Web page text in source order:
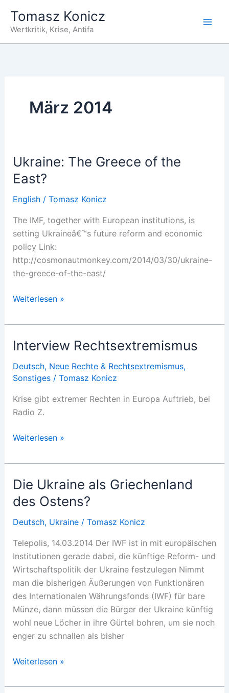
Inhalt
springen
Tomasz Konicz
Wertkritik, Krise, Antifa
März 2014
Ukraine: The Greece of the
East?
English/ Tomasz Konicz
The IMF, together with European institutions, is
setting Ukraineâ€™s future reform and economic
policy Link:
http://cosmonautmonkey.com/2014/03/30/ukraine-
the-greece-of-the-east/
Ukraine:
Greece
of
the
East?
Weiterlesen »
Interview Rechtsextremismus
Deutsch, Neue Rechte & Rechtsextremismus,
Sonstiges/ Tomasz Konicz
Krise gibt extremer Rechten in Europa Auftrieb, bei
Radio Z.
Interview
Weiterlesen »
Die Ukraine als Griechenland
des Ostens?
Deutsch, Ukraine/ Tomasz Konicz
Telepolis, 14.03.2014 Der IWF ist in mit europäischen
Institutionen gerade dabei, die künftige Reform- und
Wirtschaftspolitik der Ukraine festzulegen Nimmt
man die bisherigen Äußerungen von Funktionären
des Internationalen Währungsfonds (IWF) für bare
Münze, dann müssen die Bürger der Ukraine künftig
wohl neue Löcher in ihre Gürtel bohren, um sie noch
enger zu schnallen als bisher
Die
als
Weiterlesen »